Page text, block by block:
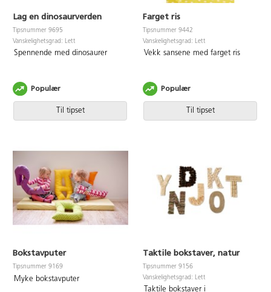
Lag en dinosaurverden
Tipsnummer 9695
Vanskelighetsgrad: Lett
Spennende med dinosaurer
Til tipset
Populær
Farget ris
Tipsnummer 9442
Vanskelighetsgrad: Lett
Vekk sansene med farget ris
Til tipset
Populær
Bokstavputer
Tipsnummer 9169
Myke bokstavputer
Taktile bokstaver, natur
Tipsnummer 9156
Vanskelighetsgrad: Lett
Taktile bokstaver i